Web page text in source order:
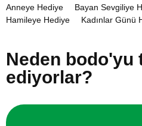
Online Heykel Kursu
Online Resim Kursu
Anneye Hediye
Bayan Sevgiliye
Hamileye Hediye
Kadınlar Günü
Neden bodo'yu
ediyorlar?